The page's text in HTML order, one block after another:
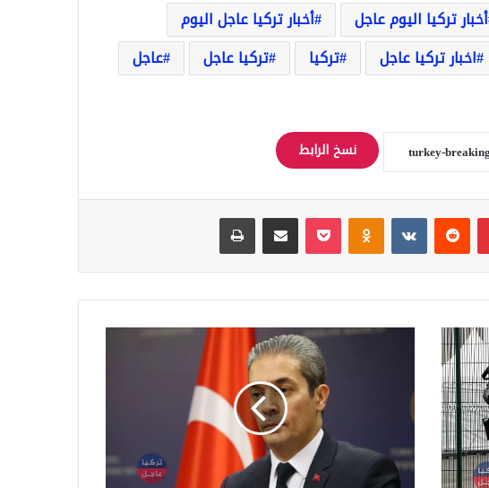
أخبار تركيا اليوم عاجل
أخبار تركيا عاجل اليوم
اخبار تركيا عاجل تركيا تركيا عاجل
عاجل
نسخ الرابط
بينتيريست Odnoklassniki
‫Pocket مشاركة عبر البريد طباعة
تصريحات
التركية